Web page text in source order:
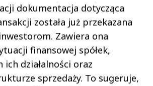
dokumentacja dotycząca
została już przekazana
Zawiera ona
finansowej spółek,
ich działalności oraz
sprzedaży. To sugeruje,